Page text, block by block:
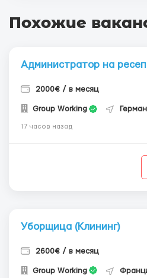
Похожие
Администратор на
2000€ / в месяц
Group Working
17 часов назад
Уборщица (Клининг)
2600€ / в месяц
Group Working